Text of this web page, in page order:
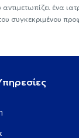
ένα
συγκεκριμένου